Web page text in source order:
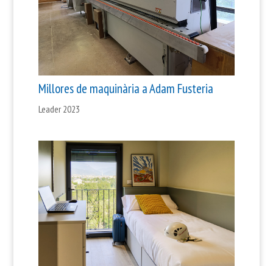
Millores de maquinària a Adam Fusteria
Leader 2023